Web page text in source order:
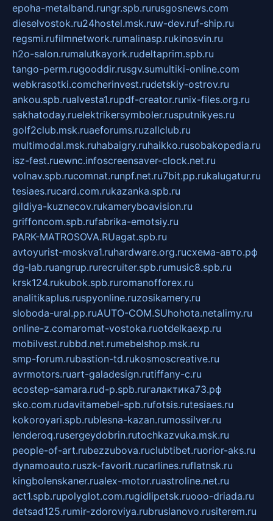
epoha-metalband.rungr.spb.rurusgosnews.com
dieselvostok.ru24hostel.msk.ruw-dev.ruf-ship.ru
regsmi.rufilmnetwork.rumalinasp.rukinosvin.ru
h2o-salon.rumalutkayork.rudeltaprim.spb.ru
tango-perm.rugooddir.rusgv.sumultiki-online.com
webkrasotki.comcherinvest.rudetskiy-ostrov.ru
ankou.spb.rualvesta1.rupdf-creator.runix-files.org.ru
sakhatoday.ruelektrikersymboler.rusputnikyes.ru
golf2club.msk.ruaeforums.ruzallclub.ru
multimodal.msk.ruhabaigry.ruhaikko.rusobakopedia.ru
isz-fest.ruewnc.infoscreensaver-clock.net.ru
volnav.spb.rucomnat.runpf.net.ru7bit.pp.rukalugatur.ru
tesiaes.rucard.com.rukazanka.spb.ru
gildiya-kuznecov.rukameryboavision.ru
griffoncom.spb.rufabrika-emotsiy.ru
PARK-MATROSOVA.RUagat.spb.ru
avtoyurist-moskva1.ruhardware.org.ruсхема-авто.рф
dg-lab.ruangrup.rurecruiter.spb.rumusic8.spb.ru
krsk124.rukubok.spb.ruromanofforex.ru
analitikaplus.ruspyonline.ruzosikamery.ru
sloboda-ural.pp.ruAUTO-COM.SUhohota.netalimy.ru
online-z.comaromat-vostoka.ruotdelkaexp.ru
mobilvest.rubbd.net.rumebelshop.msk.ru
smp-forum.rubastion-td.rukosmoscreative.ru
avrmotors.ruart-galadesign.rutiffany-c.ru
ecostep-samara.rud-p.spb.ruгалактика73.рф
sko.com.rudavitamebel-spb.rufotsis.rutesiaes.ru
kokoroyari.spb.rublesna-kazan.rumossilver.ru
lenderoq.rusergeydobrin.rutochkazvuka.msk.ru
people-of-art.rubezzubova.ruclubtibet.ruorior-aks.ru
dynamoauto.ruszk-favorit.rucarlines.ruflatnsk.ru
kingbolenskaner.rualex-motor.ruastroline.net.ru
act1.spb.rupolyglot.com.rugidlipetsk.ruooo-driada.ru
detsad125.rumir-zdoroviya.rubruslanovo.rusiterem.ru